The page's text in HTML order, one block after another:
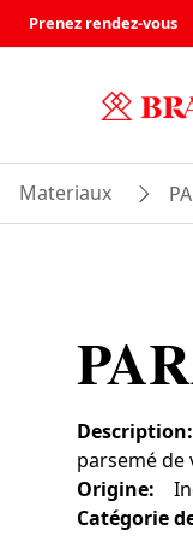
Prenez rendez-vous
Materiaux
Description:
parsemé
Origine:
Catégorie